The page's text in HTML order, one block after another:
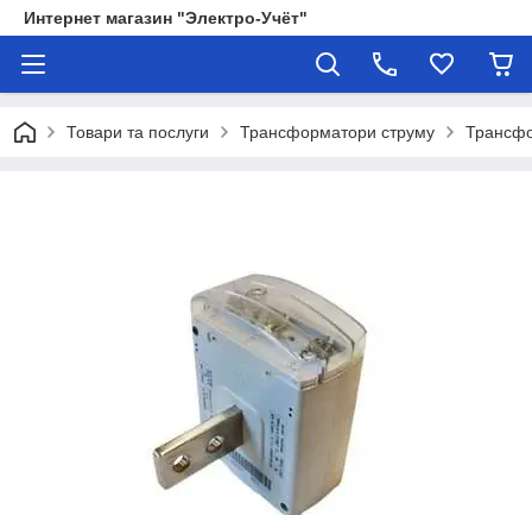
Интернет магазин "Электро-Учёт"
Товари та послуги Трансформатори струму